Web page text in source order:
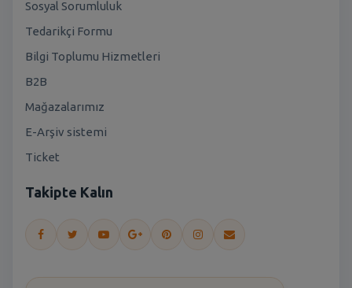
Sosyal Sorumluluk
Tedarikçi Formu
Bilgi Toplumu Hizmetleri
B2B
Mağazalarımız
E-Arşiv sistemi
Ticket
Takipte Kalın